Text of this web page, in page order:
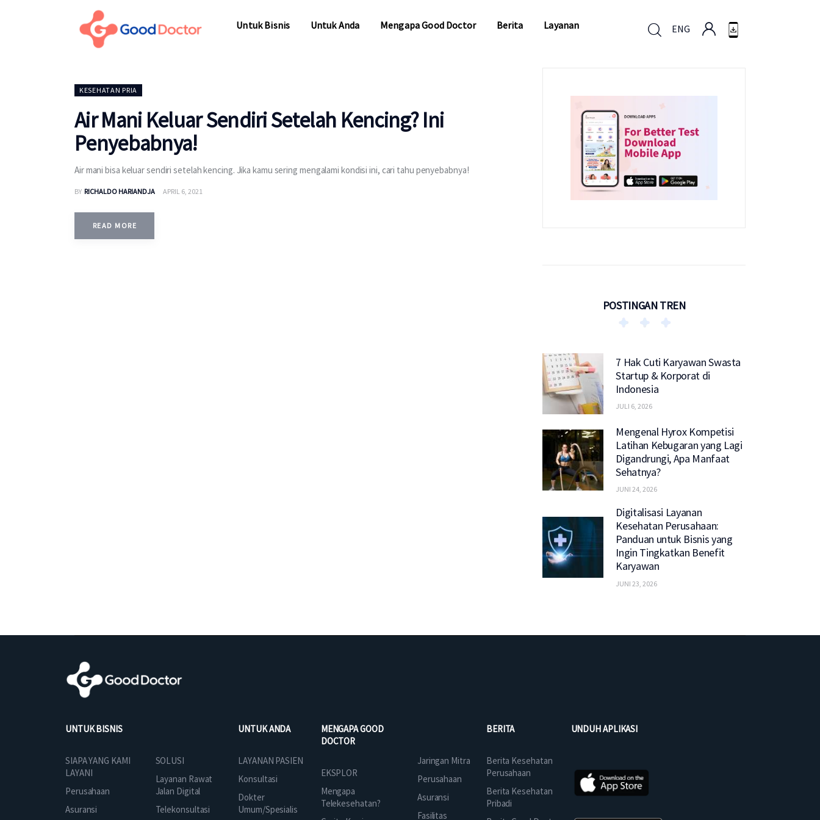
Untuk Bisnis Untuk Anda Mengapa Good Doctor Berita Layanan ENG
KESEHATAN PRIA
Air Mani Keluar Sendiri Setelah Kencing? Ini
Penyebabnya!
Air mani bisa keluar sendiri setelah kencing. Jika kamu sering mengalami kondisi ini, cari tahu penyebabnya!
BY RICHALDO HARIANDJA APRIL 6, 2021
READ MORE
POSTINGAN TREN
7 Hak Cuti Karyawan Swasta
Startup & Korporat di
Indonesia
JULI 6, 2026
Mengenal Hyrox Kompetisi
Latihan Kebugaran yang Lagi
Digandrungi, Apa Manfaat
Sehatnya?
JUNI 24, 2026
Digitalisasi Layanan
Kesehatan Perusahaan:
Panduan untuk Bisnis yang
Ingin Tingkatkan Benefit
Karyawan
JUNI 23, 2026
UNTUK BISNIS
SIAPA YANG KAMI
LAYANI
Perusahaan
Asuransi
SOLUSI
Layanan Rawat
Jalan Digital
Telekonsultasi
UNTUK ANDA
LAYANAN PASIEN
Konsultasi
Dokter
Umum/Spesialis
MENGAPA GOOD
DOCTOR
EKSPLOR
Mengapa
Telekesehatan?
Jaringan Mitra
Perusahaan
Asuransi
Fasilitas
BERITA
Berita Kesehatan
Perusahaan
Berita Kesehatan
Pribadi
UNDUH APLIKASI